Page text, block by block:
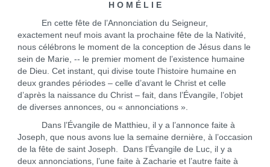
H O M É L I E
En cette fête de l’Annonciation du Seigneur,
exactement neuf mois avant la prochaine fête de la Nativité,
nous célébrons le moment de la conception de Jésus dans le
sein de Marie, -- le premier moment de l’existence humaine
de Dieu. Cet instant, qui divise toute l’histoire humaine en
deux grandes périodes – celle d’avant le Christ et celle
d’après la naissance du Christ – fait, dans l’Évangile, l’objet
de diverses annonces, ou « annonciations ».
Dans l’Évangile de Matthieu, il y a l’annonce faite à
Joseph, que nous avons lue la semaine dernière, à l’occasion
de la fête de saint Joseph. Dans l’Évangile de Luc, il y a
deux annonciations, l’une faite à Zacharie et l’autre faite à